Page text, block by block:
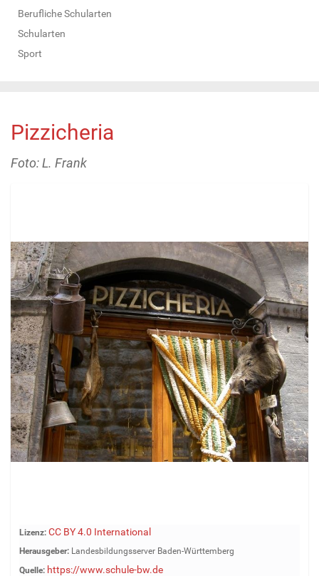
Berufliche Schularten
Schularten
Sport
Pizzicheria
Foto: L. Frank
Z
e
g
Lizenz: CC BY 4.0 International
Herausgeber: Landesbildungsserver Baden-Württemberg
Quelle: https://www.schule-bw.de